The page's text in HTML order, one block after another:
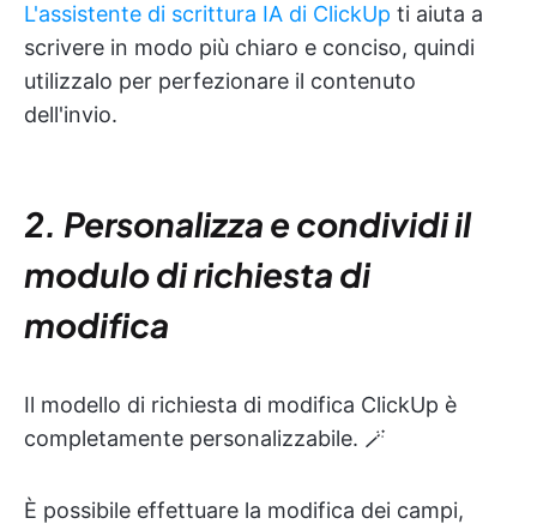
L'assistente di scrittura IA di ClickUp ti aiuta a
scrivere in modo più chiaro e conciso, quindi
utilizzalo per perfezionare il contenuto
dell'invio.
2. Personalizza e condividi il
modulo di richiesta di
modifica
Il modello di richiesta di modifica ClickUp è
completamente personalizzabile. 🪄
È possibile effettuare la modifica dei campi,